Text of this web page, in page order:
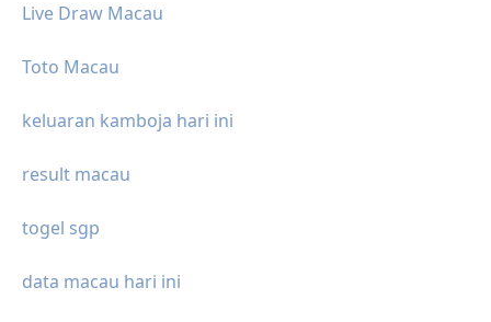
Live Draw Macau
Toto Macau
keluaran kamboja hari ini
result macau
togel sgp
data macau hari ini